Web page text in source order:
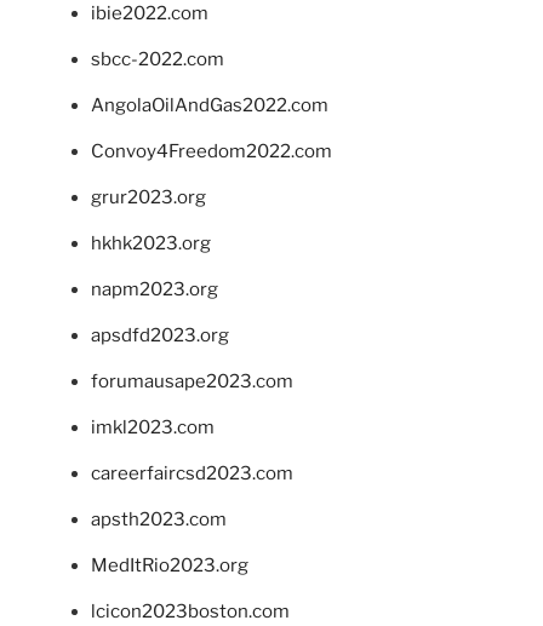
ibie2022.com
sbcc-2022.com
AngolaOilAndGas2022.com
Convoy4Freedom2022.com
grur2023.org
hkhk2023.org
napm2023.org
apsdfd2023.org
forumausape2023.com
imkl2023.com
careerfaircsd2023.com
apsth2023.com
MedItRio2023.org
lcicon2023boston.com